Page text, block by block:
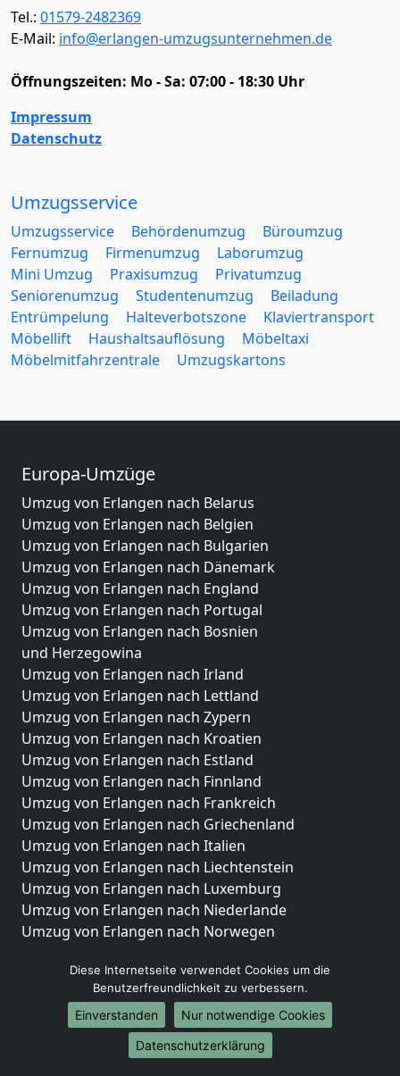
Tel.: 01579-2482369
E-Mail: info@erlangen-umzugsunternehmen.de
Öffnungszeiten: Mo - Sa: 07:00 - 18:30 Uhr
Impressum
Datenschutz
Umzugsservice
Umzugsservice Behördenumzug
Büroumzug
Fernumzug
Firmenumzug
Laborumzug
Mini Umzug
Praxisumzug
Privatumzug
Seniorenumzug
Studentenumzug
Beiladung
Entrümpelung
Halteverbotszone
Klaviertransport
Möbellift
Haushaltsauflösung
Möbeltaxi
Möbelmitfahrzentrale
Umzugskartons
Europa-Umzüge
Umzug von Erlangen nach Belarus
Umzug von Erlangen nach Belgien
Umzug von Erlangen nach Bulgarien
Umzug von Erlangen nach Dänemark
Umzug von Erlangen nach England
Umzug von Erlangen nach Portugal
Umzug von Erlangen nach Bosnien
und Herzegowina
Umzug von Erlangen nach Irland
Umzug von Erlangen nach Lettland
Umzug von Erlangen nach Zypern
Umzug von Erlangen nach Kroatien
Umzug von Erlangen nach Estland
Umzug von Erlangen nach Finnland
Umzug von Erlangen nach Frankreich
Umzug von Erlangen nach Griechenland
Umzug von Erlangen nach Italien
Umzug von Erlangen nach Liechtenstein
Umzug von Erlangen nach Luxemburg
Umzug von Erlangen nach Niederlande
Umzug von Erlangen nach Norwegen
Umzüge-Deutschlandweit
Umzug von Erlangen nach Berlin
Umzug von Erlangen nach Hamburg
Umzug von Erlangen nach München
Umzug von Erlangen nach Köln
Diese Internetseite verwendet Cookies um die
Benutzerfreundlichkeit zu verbessern.
Einverstanden
Nur notwendige Cookies
Datenschutzerklärung